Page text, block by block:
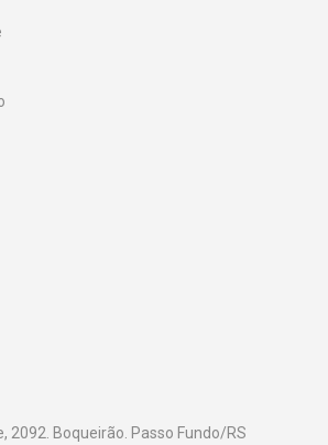
2092. Boqueirão. Passo Fundo/RS